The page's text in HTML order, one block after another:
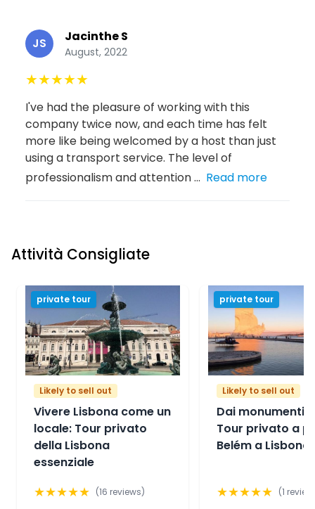
JS Jacinthe S
August, 2022
★★★★★
I've had the pleasure of working with this
company twice now, and each time has felt
more like being welcomed by a host than just
using a transport service. The level of
professionalism and attention ... Read more
Attività Consigliate
private tour
Likely to sell out
Vivere Lisbona come un
locale: Tour privato
della Lisbona
essenziale
★★★★★ (16 reviews)
private tour
Likely to sell out
Dai monumenti
Tour privato a
Belém a Lisbona
★★★★★ (1